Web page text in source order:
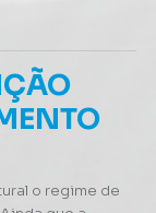
o regime de